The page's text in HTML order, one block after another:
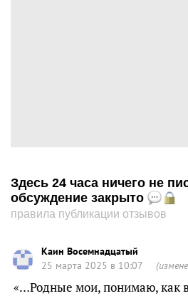
Здесь 24 часа ничего не
обсуждение закрыто
правила публикации отзывов
Каин Восемнадцатый
25 марта 2025 в 10:07
«…Родные мои, понимаю, как